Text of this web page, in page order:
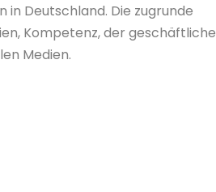
in Deutschland. Die zugrunde
Kompetenz, der geschäftliche
Medien.